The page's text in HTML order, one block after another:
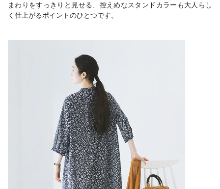
まわりをすっきりと見せる、控えめなスタンドカラーも大人らし
く仕上がるポイントのひとつです。